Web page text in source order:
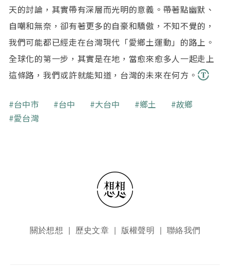
天的討論，其實帶有深層而光明的意義。帶著點幽默、
自嘲和無奈，卻有著更多的自豪和驕傲，不知不覺的，
我們可能都已經走在台灣現代「愛鄉土運動」的路上。
全球化的第一步，其實是在地，當愈來愈多人一起走上
這條路，我們或許就能知道，台灣的未來在何方。
關鍵字
台中市 台中 大台中 鄉土
故鄉
愛台灣
頁尾選單關於想想 歷史文章 版權聲明 聯絡我們